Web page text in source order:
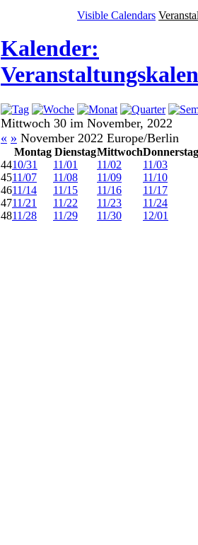
Visible Calendars
Kalender:
Mittwoch 30 im November, 2022
« » November 2022 Europe/Berlin
Montag DienstagMittwochDonnerstag
4410/31 11/01 11/02
11/03
4511/07 11/08 11/09
11/10
4611/14 11/15 11/16
11/17
4711/21 11/22 11/23
11/24
4811/28 11/29 11/30 12/01